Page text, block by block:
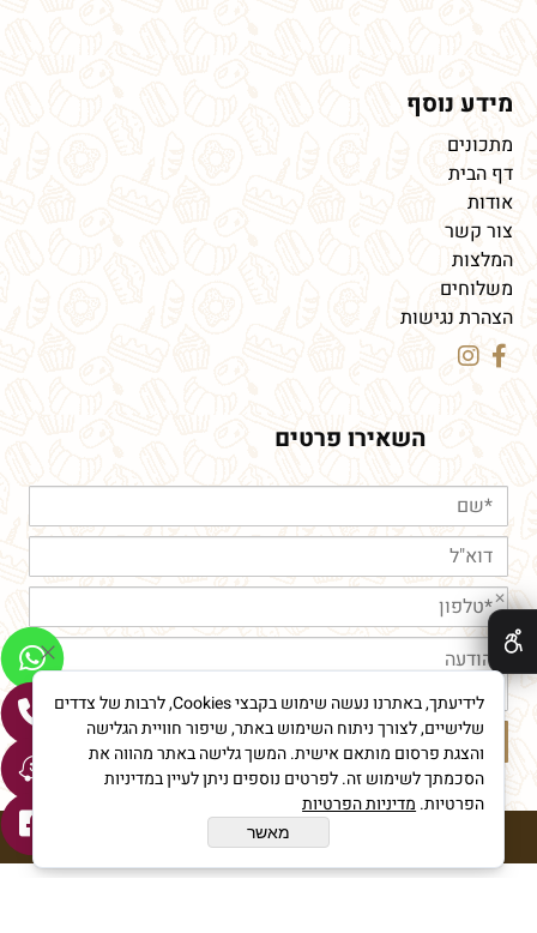
מידע נוסף
מתכונים
דף הבית
אודות
צור קשר
המלצות
משלוחים
הצהרת נגישות
השאירו פרטים
חורי מאפיית איכות © All Rights reserved
✕
לידיעתך, באתרנו נעשה שימוש בקבצי Cookies, לרבות של צדדים
שלישיים, לצורך ניתוח השימוש באתר, שיפור חוויית הגלישה
והצגת פרסום מותאם אישית. המשך גלישה באתר מהווה את
הסכמתך לשימוש זה. לפרטים נוספים ניתן לעיין במדיניות
הפרטיות. מדיניות הפרטיות
מאשר